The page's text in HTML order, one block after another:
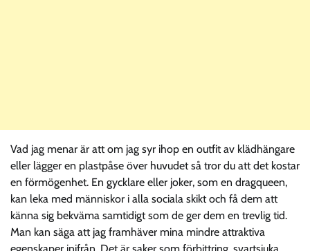
Vad jag menar är att om jag syr ihop en outfit av klädhängare
eller lägger en plastpåse över huvudet så tror du att det kostar
en förmögenhet. En gycklare eller joker, som en dragqueen,
kan leka med människor i alla sociala skikt och få dem att
känna sig bekväma samtidigt som de ger dem en trevlig tid.
Man kan säga att jag framhäver mina mindre attraktiva